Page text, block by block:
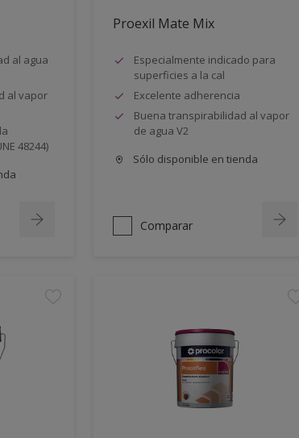
al agua
al vapor
48244)
Proexil Mate Mix
Especialmente indicado para
superficies a la cal
Excelente adherencia
Buena transpirabilidad al vapor
de agua V2
Sólo disponible en tienda
Comparar